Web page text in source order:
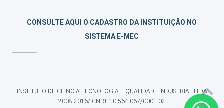
CONSULTE AQUI O CADASTRO DA INSTITUIÇÃO NO
SISTEMA E-MEC
INSTITUTO DE CIENCIA TECNOLOGIA E QUALIDADE INDUSTRIAL LTDA
2008-2016/ CNPJ: 10.564.067/0001-02